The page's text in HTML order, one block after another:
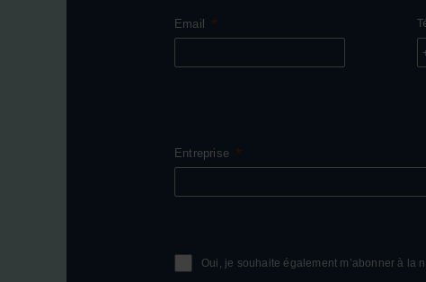
Email
Entreprise
Oui, je souhaite également m’abonner à la